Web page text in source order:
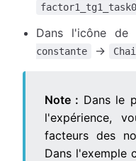
factor1_tg1_task0
Dans l'icône
constante
→
Note : Dans le
l'expérience,
facteurs des
Dans l'exemple